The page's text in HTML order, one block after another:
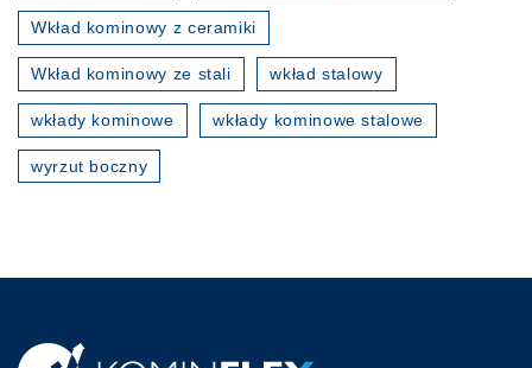
Wkład kominowy z ceramiki
Wkład kominowy ze stali wkład stalowy
wkłady kominowe wkłady kominowe stalowe
wyrzut boczny